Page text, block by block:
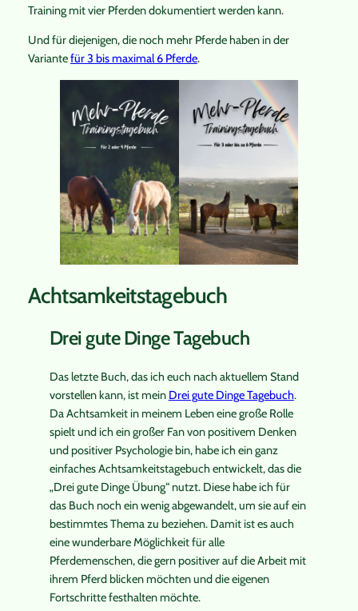
Training mit vier Pferden dokumentiert werden kann.
Und für diejenigen, die noch mehr Pferde haben in der
Variantefür 3 bis maximal 6 Pferde.
Achtsamkeitstagebuch
Drei gute Dinge Tagebuch
Das letzte Buch, das ich euch nach aktuellem Stand
vorstellen kann, ist mein Drei gute Dinge Tagebuch.
Da Achtsamkeit in meinem Leben eine große Rolle
spielt und ich ein großer Fan von positivem Denken
und positiver Psychologie bin, habe ich ein ganz
einfaches Achtsamkeitstagebuch entwickelt, das die
„Drei gute Dinge Übung“ nutzt. Diese habe ich für
das Buch noch ein wenig abgewandelt, um sie auf ein
bestimmtes Thema zu beziehen. Damit ist es auch
eine wunderbare Möglichkeit für alle
Pferdemenschen, die gern positiver auf die Arbeit mit
ihrem Pferd blicken möchten und die eigenen
Fortschritte festhalten möchte.